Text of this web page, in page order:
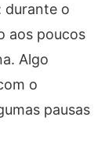
durante o
aos poucos
Algo
o
pausas